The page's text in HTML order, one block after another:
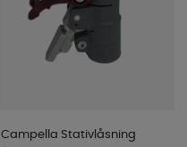
Campella Stativlåsning